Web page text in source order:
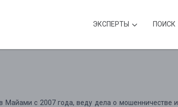
ЭКСПЕРТЫ ПОИСК
Майами с 2007 года, веду дела о мошенничестве и